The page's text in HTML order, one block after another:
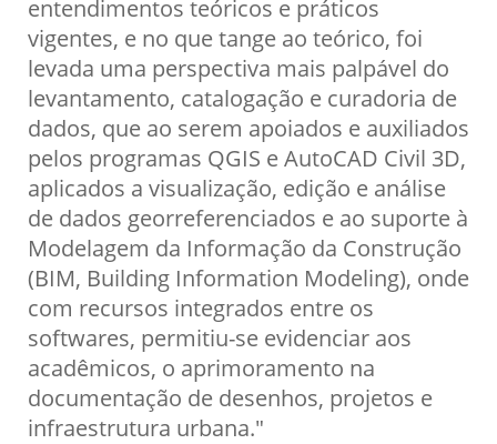
entendimentos teóricos e práticos
vigentes, e no que tange ao teórico, foi
levada uma perspectiva mais palpável do
levantamento, catalogação e curadoria de
dados, que ao serem apoiados e auxiliados
pelos programas QGIS e AutoCAD Civil 3D,
aplicados a visualização, edição e análise
de dados georreferenciados e ao suporte à
Modelagem da Informação da Construção
(BIM, Building Information Modeling), onde
com recursos integrados entre os
softwares, permitiu-se evidenciar aos
acadêmicos, o aprimoramento na
documentação de desenhos, projetos e
infraestrutura urbana."